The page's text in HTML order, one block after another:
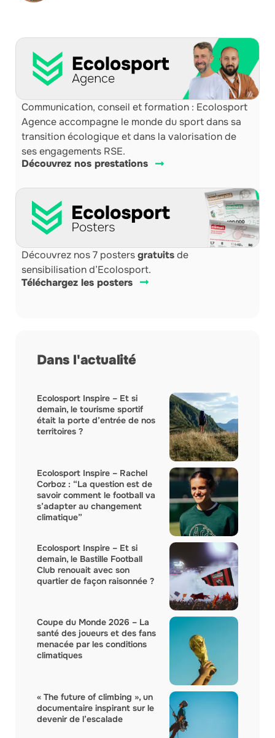
Communication, conseil et formation : Ecolosport
Agence accompagne le monde du sport dans sa
transition écologique et dans la valorisation de
ses engagements RSE.
Découvrez nos prestations
Découvrez nos 7 postersgratuitsde
sensibilisation d’Ecolosport.
Téléchargez les posters
Dans l'actualité
Ecolosport Inspire – Et si
demain, le tourisme sportif
était la porte d’entrée de nos
territoires ?
Ecolosport Inspire – Rachel
Corboz : “La question est de
savoir comment le football va
s’adapter au changement
climatique”
Ecolosport Inspire – Et si
demain, le Bastille Football
Club renouait avec son
quartier de façon raisonnée ?
Coupe du Monde 2026 – La
santé des joueurs et des fans
menacée par les conditions
climatiques
« The future of climbing », un
documentaire inspirant sur le
devenir de l’escalade